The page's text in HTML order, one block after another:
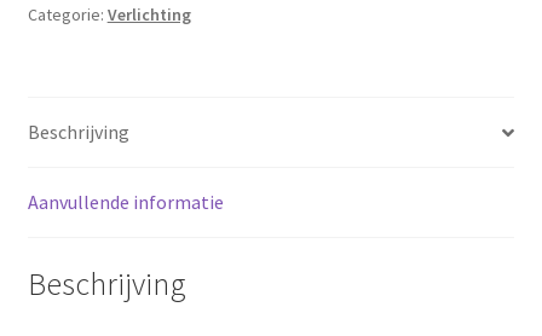
hoog
Categorie: Verlichting
Beschrijving
Aanvullende informatie
Beschrijving